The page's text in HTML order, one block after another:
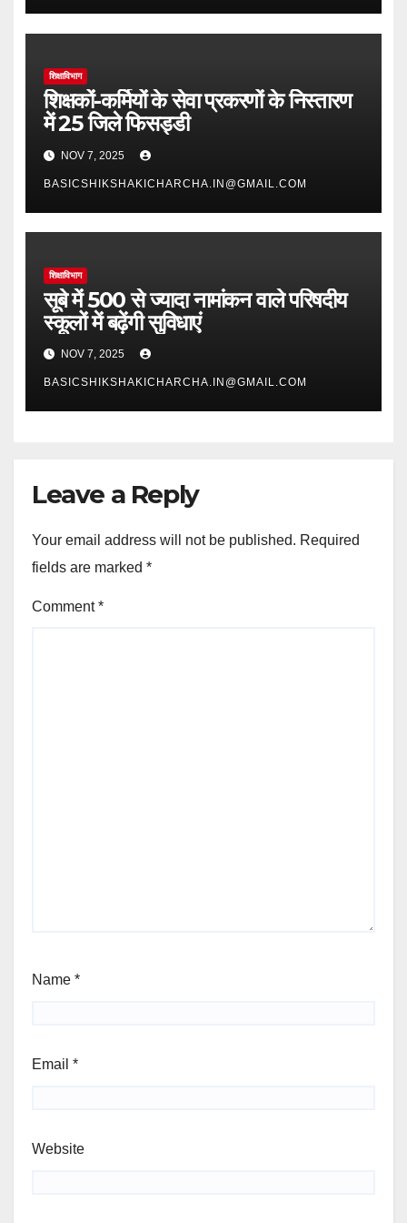
शिक्षाविभाग
शिक्षकों-कर्मियों के सेवा प्रकरणों के निस्तारण
में 25 जिले फिसड्डी
NOV 7, 2025
BASICSHIKSHAKICHARCHA.IN@GMAIL.COM
शिक्षाविभाग
सूबे में 500 से ज्यादा नामांकन वाले परिषदीय
स्कूलों में बढ़ेंगी सुविधाएं
NOV 7, 2025
BASICSHIKSHAKICHARCHA.IN@GMAIL.COM
Leave a Reply
Your email address will not be published. Required
fields are marked *
Comment*
Name *
Email *
Website